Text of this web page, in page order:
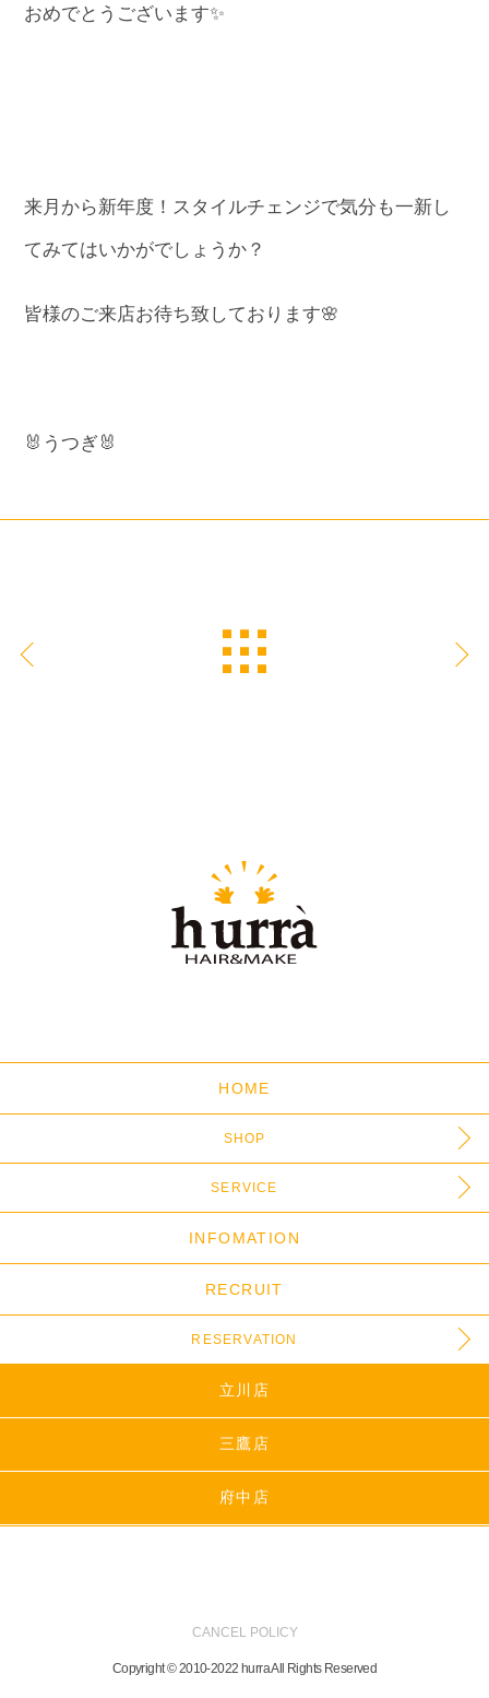
おめでとうございます✨
来月から新年度！スタイルチェンジで気分も一新し
てみてはいかがでしょうか？
皆様のご来店お待ち致しております🌸
🐰うつぎ🐰
HOME
SHOP
SERVICE
INFOMATION
RECRUIT
RESERVATION
立川店
三鷹店
府中店
CANCEL POLICY
Copyright © 2010-2022 hurra All Rights Reserved